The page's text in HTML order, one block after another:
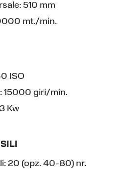
510 mm
mt./min.
ISO
15000 giri/min.
Kw
20 (opz. 40-80) nr.